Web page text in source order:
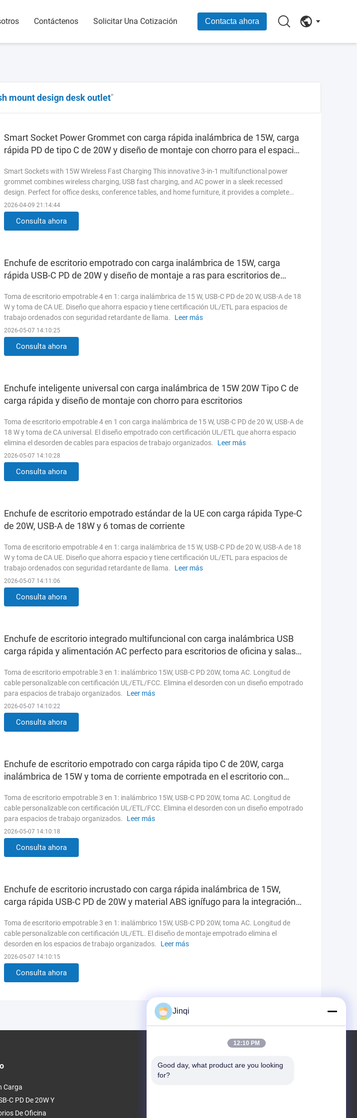
Contáctenos Solicitar Una Cotización Contacta ahora
mount design desk outlet"
Smart Socket Power Grommet con carga rápida inalámbrica de 15W, carga
rápida PD de tipo C de 20W y diseño de montaje con chorro para el espacio
Smart Sockets with 15W Wireless Fast Charging This innovative 3-in-1 multifunctional power
grommet combines wireless charging, USB fast charging, and AC power in a sleek recessed
design. Perfect for office desks, conference tables, and home furniture, it provides a complete
charging solution while maintaining a clean, organized workspace. Product Overview This all-in-
one recessed desk power grommet features a unique 180° rotating cover that doubles as a
wireless charging pad.
2026-04-09 21:14:44
Consulta ahora
Enchufe de escritorio empotrado con carga inalámbrica de 15W, carga
rápida USB-C PD de 20W y diseño de montaje a ras para escritorios de
Toma de escritorio empotrable 4 en 1: carga inalámbrica de 15 W, USB-C PD de 20 W, USB-A de 18
W y toma de CA UE. Diseño que ahorra espacio y tiene certificación UL/ETL para espacios de
trabajo ordenados con seguridad retardante de llama.
Leer más
2026-05-07 14:10:25
Consulta ahora
Enchufe inteligente universal con carga inalámbrica de 15W 20W Tipo C de
carga rápida y diseño de montaje con chorro para escritorios
Toma de escritorio empotrable 4 en 1 con carga inalámbrica de 15 W, USB-C PD de 20 W, USB-A de
18 W y toma de CA universal. El diseño empotrado con certificación UL/ETL que ahorra espacio
elimina el desorden de cables para espacios de trabajo organizados.
Leer más
2026-05-07 14:10:28
Consulta ahora
Enchufe de escritorio empotrado estándar de la UE con carga rápida Type-C
de 20W, USB-A de 18W y 6 tomas de corriente
Toma de escritorio empotrable 4 en 1: carga inalámbrica de 15 W, USB-C PD de 20 W, USB-A de 18
W y toma de CA UE. Diseño que ahorra espacio y tiene certificación UL/ETL para espacios de
trabajo ordenados con seguridad retardante de llama.
Leer más
2026-05-07 14:11:06
Consulta ahora
Enchufe de escritorio integrado multifuncional con carga inalámbrica USB
carga rápida y alimentación AC perfecto para escritorios de oficina y salas
Toma de escritorio empotrable 3 en 1: inalámbrico 15W, USB-C PD 20W, toma AC. Longitud de
cable personalizable con certificación UL/ETL/FCC. Elimina el desorden con un diseño empotrado
para espacios de trabajo organizados.
Leer más
2026-05-07 14:10:22
Consulta ahora
Enchufe de escritorio empotrado con carga rápida tipo C de 20W, carga
inalámbrica de 15W y toma de corriente empotrada en el escritorio con
Toma de escritorio empotrable 3 en 1: inalámbrico 15W, USB-C PD 20W, toma AC. Longitud de
cable personalizable con certificación UL/ETL/FCC. Elimina el desorden con un diseño empotrado
para espacios de trabajo organizados.
Leer más
2026-05-07 14:10:18
Consulta ahora
Enchufe de escritorio incrustado con carga rápida inalámbrica de 15W,
carga rápida USB-C PD de 20W y material ABS ignífugo para la integración
Toma de escritorio empotrable 3 en 1: inalámbrico 15W, USB-C PD 20W, toma AC. Longitud de
cable personalizable con certificación UL/ETL. El diseño de montaje empotrado elimina el
desorden en los espacios de trabajo organizados.
Leer más
2026-05-07 14:10:15
Consulta ahora
Carga
C PD De 20W Y
De Oficina
Enchufe Redonda Para Escritorio
Jinqi
12:10 PM
Good day, what product are you looking
for?